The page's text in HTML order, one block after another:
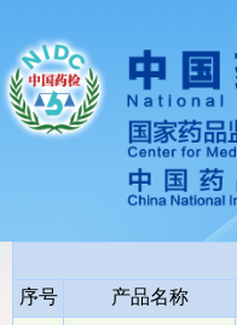
序号
产品名称